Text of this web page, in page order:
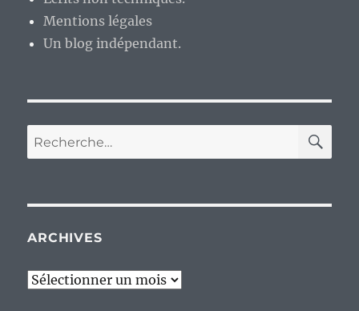
Mentions légales
Un blog indépendant.
Recherche
pour :
ARCHIVES
Archives